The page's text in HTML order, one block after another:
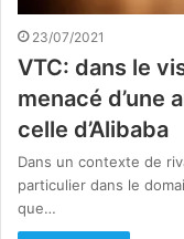
23/07/2021
VTC: dans le
menacé d’une
celle d’Alibaba
Dans un contexte de
particulier dans le
que…